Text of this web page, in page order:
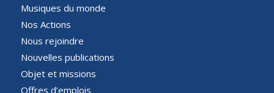
Musiques du monde
Nos Actions
Nous rejoindre
Nouvelles publications
Objet et missions
Offres d’emplois